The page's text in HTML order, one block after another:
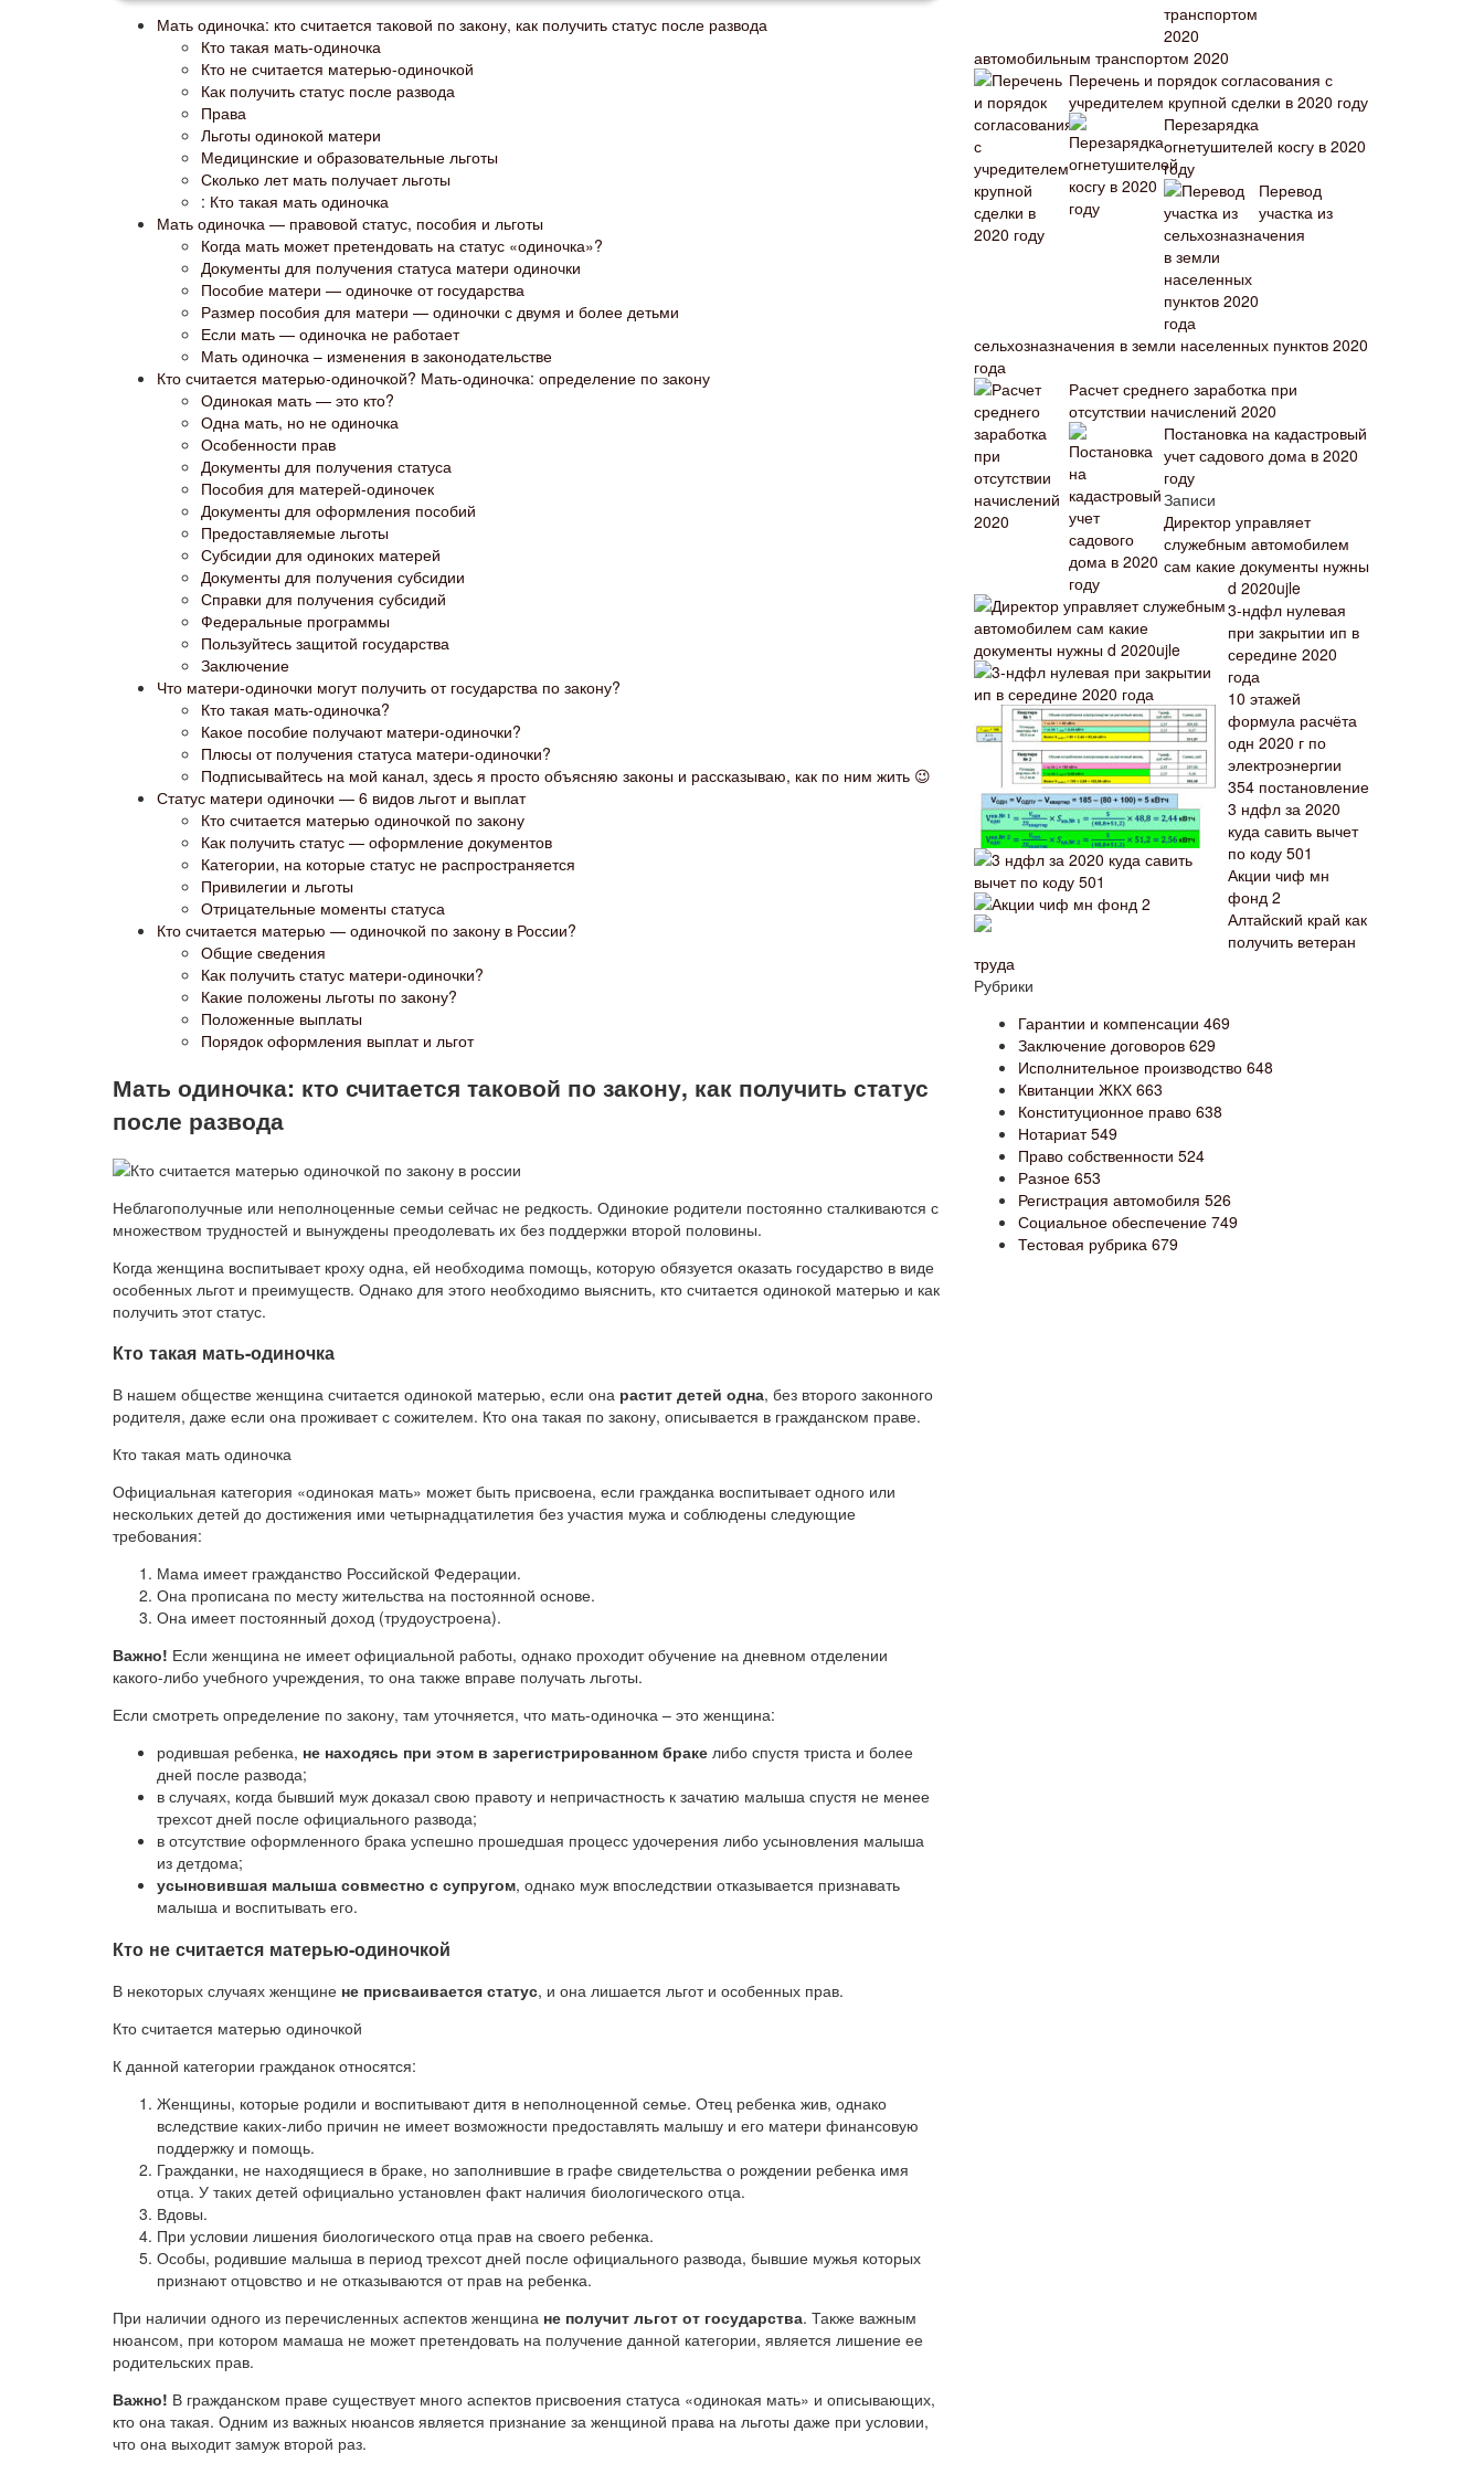
Мать одиночка: кто считается таковой по закону, как получить статус после развода
Кто такая мать-одиночка
Кто не считается матерью-одиночкой
Как получить статус после развода
Права
Льготы одинокой матери
Медицинские и образовательные льготы
Сколько лет мать получает льготы
: Кто такая мать одиночка
Мать одиночка — правовой статус, пособия и льготы
Когда мать может претендовать на статус «одиночка»?
Документы для получения статуса матери одиночки
Пособие матери — одиночке от государства
Размер пособия для матери — одиночки с двумя и более детьми
Если мать — одиночка не работает
Мать одиночка – изменения в законодательстве
Кто считается матерью-одиночкой? Мать-одиночка: определение по закону
Одинокая мать — это кто?
Одна мать, но не одиночка
Особенности прав
Документы для получения статуса
Пособия для матерей-одиночек
Документы для оформления пособий
Предоставляемые льготы
Субсидии для одиноких матерей
Документы для получения субсидии
Справки для получения субсидий
Федеральные программы
Пользуйтесь защитой государства
Заключение
Что матери-одиночки могут получить от государства по закону?
Кто такая мать-одиночка?
Какое пособие получают матери-одиночки?
Плюсы от получения статуса матери-одиночки?
Подписывайтесь на мой канал, здесь я просто объясняю законы и рассказываю, как по ним жить 😉
Статус матери одиночки — 6 видов льгот и выплат
Кто считается матерью одиночкой по закону
Как получить статус — оформление документов
Категории, на которые статус не распространяется
Привилегии и льготы
Отрицательные моменты статуса
Кто считается матерью — одиночкой по закону в России?
Общие сведения
Как получить статус матери-одиночки?
Какие положены льготы по закону?
Положенные выплаты
Порядок оформления выплат и льгот
Мать одиночка: кто считается таковой по закону, как получить статус
после развода
Неблагополучные или неполноценные семьи сейчас не редкость. Одинокие родители постоянно сталкиваются с
множеством трудностей и вынуждены преодолевать их без поддержки второй половины.
Когда женщина воспитывает кроху одна, ей необходима помощь, которую обязуется оказать государство в виде
особенных льгот и преимуществ. Однако для этого необходимо выяснить, кто считается одинокой матерью и как
получить этот статус.
Кто такая мать-одиночка
В нашем обществе женщина считается одинокой матерью, если она растит детей одна, без второго законного
родителя, даже если она проживает с сожителем. Кто она такая по закону, описывается в гражданском праве.
Кто такая мать одиночка
Официальная категория «одинокая мать» может быть присвоена, если гражданка воспитывает одного или
нескольких детей до достижения ими четырнадцатилетия без участия мужа и соблюдены следующие
требования:
Мама имеет гражданство Российской Федерации.
Она прописана по месту жительства на постоянной основе.
Она имеет постоянный доход (трудоустроена).
Важно! Если женщина не имеет официальной работы, однако проходит обучение на дневном отделении
какого-либо учебного учреждения, то она также вправе получать льготы.
Если смотреть определение по закону, там уточняется, что мать-одиночка – это женщина:
родившая ребенка, не находясь при этом в зарегистрированном браке либо спустя триста и более
дней после развода;
в случаях, когда бывший муж доказал свою правоту и непричастность к зачатию малыша спустя не менее
трехсот дней после официального развода;
в отсутствие оформленного брака успешно прошедшая процесс удочерения либо усыновления малыша
из детдома;
усыновившая малыша совместно с супругом, однако муж впоследствии отказывается признавать
малыша и воспитывать его.
Кто не считается матерью-одиночкой
В некоторых случаях женщине не присваивается статус, и она лишается льгот и особенных прав.
Кто считается матерью одиночкой
К данной категории гражданок относятся:
Женщины, которые родили и воспитывают дитя в неполноценной семье. Отец ребенка жив, однако
вследствие каких-либо причин не имеет возможности предоставлять малышу и его матери финансовую
поддержку и помощь.
Гражданки, не находящиеся в браке, но заполнившие в графе свидетельства о рождении ребенка имя
отца. У таких детей официально установлен факт наличия биологического отца.
Вдовы.
При условии лишения биологического отца прав на своего ребенка.
Особы, родившие малыша в период трехсот дней после официального развода, бывшие мужья которых
признают отцовство и не отказываются от прав на ребенка.
При наличии одного из перечисленных аспектов женщина не получит льгот от государства. Также важным
нюансом, при котором мамаша не может претендовать на получение данной категории, является лишение ее
родительских прав.
Важно! В гражданском праве существует много аспектов присвоения статуса «одинокая мать» и описывающих,
кто она такая. Одним из важных нюансов является признание за женщиной права на льготы даже при условии,
что она выходит замуж второй раз.
автомобильным транспортом 2020
Перечень и порядок согласования с
учредителем крупной сделки в 2020 году
Перезарядка
огнетушителей косгу в 2020
году
Перевод
участка из
сельхозназначения в земли населенных пунктов 2020
года
Расчет среднего заработка при
отсутствии начислений 2020
Постановка на кадастровый
учет садового дома в 2020
году
Записи
Директор управляет
служебным автомобилем
сам какие документы нужны
d 2020ujle
3-ндфл нулевая
при закрытии ип в
середине 2020
года
10 этажей
формула расчёта
одн 2020 г по
электроэнергии
354 постановление
3 ндфл за 2020
куда савить вычет
по коду 501
Акции чиф мн
фонд 2
Алтайский край как
получить ветеран
труда
Рубрики
Гарантии и компенсации 469
Заключение договоров 629
Исполнительное производство 648
Квитанции ЖКХ 663
Конституционное право 638
Нотариат549
Право собственности 524
Разное 653
Регистрация автомобиля 526
Социальное обеспечение 749
Тестовая рубрика 679